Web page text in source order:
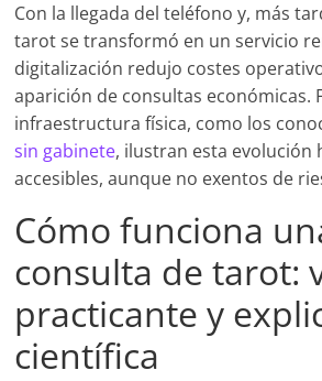
Con la llegada del teléfono y, más
tarot se transformó en un servicio
digitalización redujo costes
aparición de consultas económicas.
infraestructura física, como los
sin gabinete, ilustran esta evolución
accesibles, aunque no exentos de
Cómo funciona
consulta de tarot:
practicante y
científica